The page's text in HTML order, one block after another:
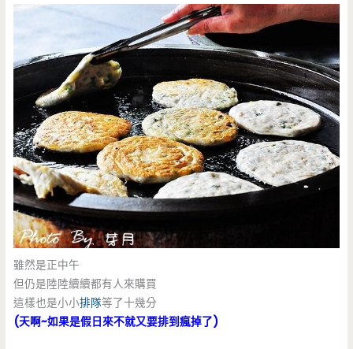
雖然是正中午
但仍是陸陸續續都有人來購買
這樣也是小小排隊等了十幾分
(天啊~如果是假日來不就又要排到瘋掉了)